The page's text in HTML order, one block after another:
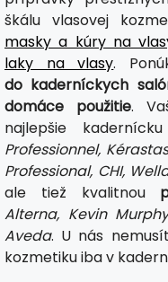
škálu vlasovej
masky a kúry na
laky na vlasy.
do kaderníckych
domáce použitie.
najlepšie
Professionnel,
Professional, CHI,
ale tiež kvalitnou
Alterna, Kevin
Aveda. U nás
kozmetiku iba v